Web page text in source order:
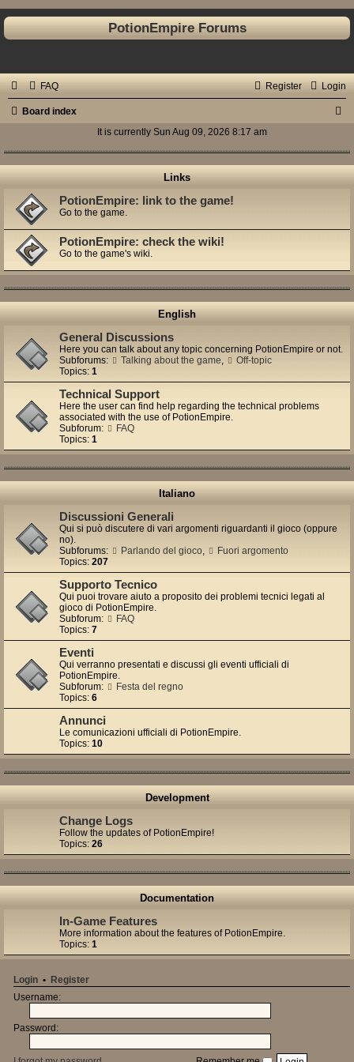
PotionEmpire Forums
FAQ Login
Register
Board index
a
r
It is currently Sun Aug 09, 2026 8:17 am
Links
PotionEmpire: link to the game!
Go to the game.
PotionEmpire: check the wiki!
Go to the game's wiki.
English
General Discussions
Here you can talk about any topic concerning PotionEmpire or not.
Subforums:
Talking about the game,
Off-topic
Topics: 1
Technical Support
Here the user can find help regarding the technical problems
associated with the use of PotionEmpire.
Subforum:
FAQ
Topics: 1
Italiano
Discussioni Generali
Qui si può discutere di vari argomenti riguardanti il gioco (oppure
no).
Subforums:
Parlando del gioco,
Fuori argomento
Topics: 207
Supporto Tecnico
Qui puoi trovare aiuto a proposito dei problemi tecnici legati al
gioco di PotionEmpire.
Subforum:
FAQ
Topics: 7
Eventi
Qui verranno presentati e discussi gli eventi ufficiali di
PotionEmpire.
Subforum:
Festa del regno
Topics: 6
Annunci
Le comunicazioni ufficiali di PotionEmpire.
Topics: 10
Development
Change Logs
Follow the updates of PotionEmpire!
Topics: 26
Documentation
In-Game Features
More information about the features of PotionEmpire.
Topics: 1
Login • Register
Username:
Password: